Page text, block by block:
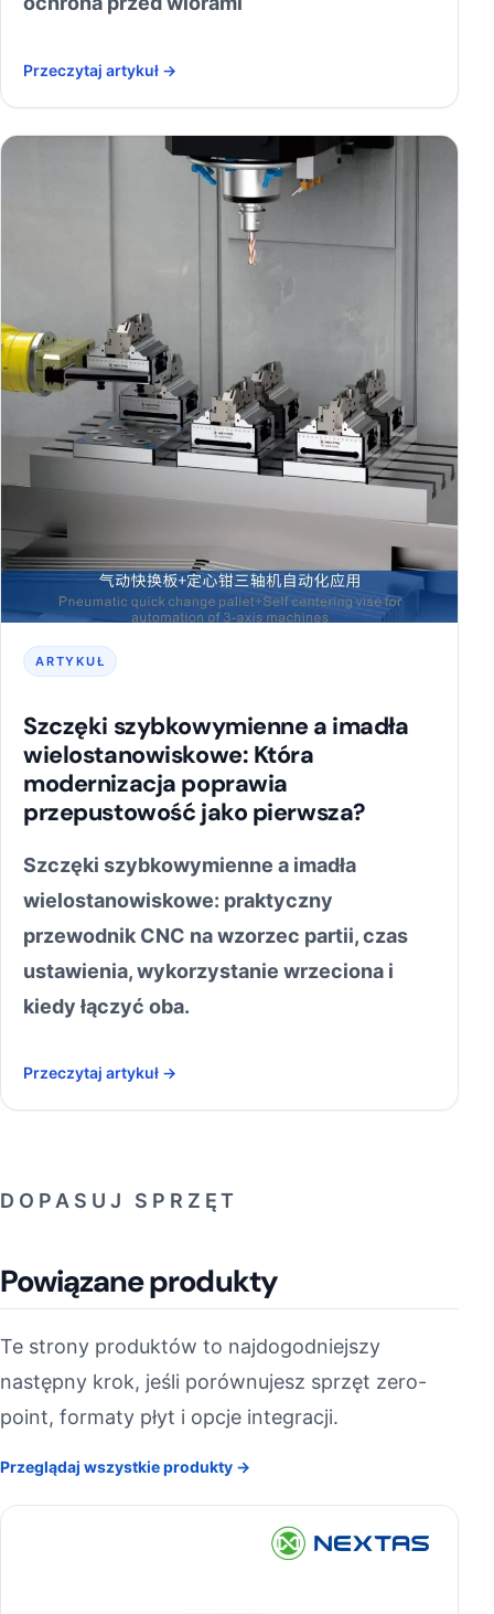
Przeczytaj artykuł →
ARTYKUŁ
Szczęki szybkowymienne a imadła
wielostanowiskowe: Która
modernizacja poprawia
przepustowość jako pierwsza?
Szczęki szybkowymienne a imadła
wielostanowiskowe: praktyczny
przewodnik CNC na wzorzec partii, czas
ustawienia, wykorzystanie wrzeciona i
kiedy łączyć oba.
Przeczytaj artykuł →
DOPASUJ SPRZĘT
Powiązane produkty
Te strony produktów to najdogodniejszy
następny krok, jeśli porównujesz sprzęt zero-
point, formaty płyt i opcje integracji.
Przeglądaj wszystkie produkty →